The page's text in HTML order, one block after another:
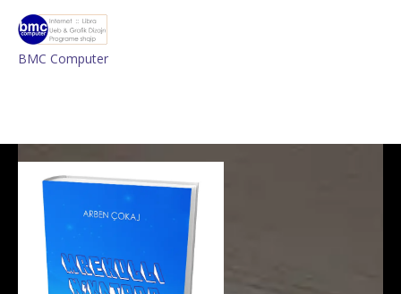
BMC Computer